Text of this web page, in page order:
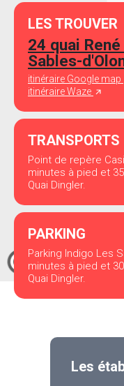
LES TROUVER
24 quai
Sables-
itinéraire Google map
itinéraire Waze
TRANSPORTS
Point de repère
minutes à pied et
Quai Dingler.
PARKING
Parking Indigo Les
minutes à pied et
Quai Dingler.
Les